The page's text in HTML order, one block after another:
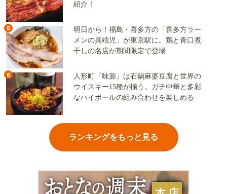
紹介！
5
明日から！福島・喜多方の「喜多方ラー
メンの異端児」が東京駅に。鶏と青口煮
干しの名店が期間限定で登場
6
人形町『味源』は石鍋麻婆豆腐と世界の
ウイスキー15種が揃う。ガチ中華と多彩
なハイボールの組み合わせを楽しめる
ランキングをもっと見る